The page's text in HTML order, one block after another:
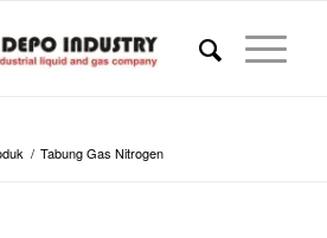
/ Tabung Gas Nitrogen